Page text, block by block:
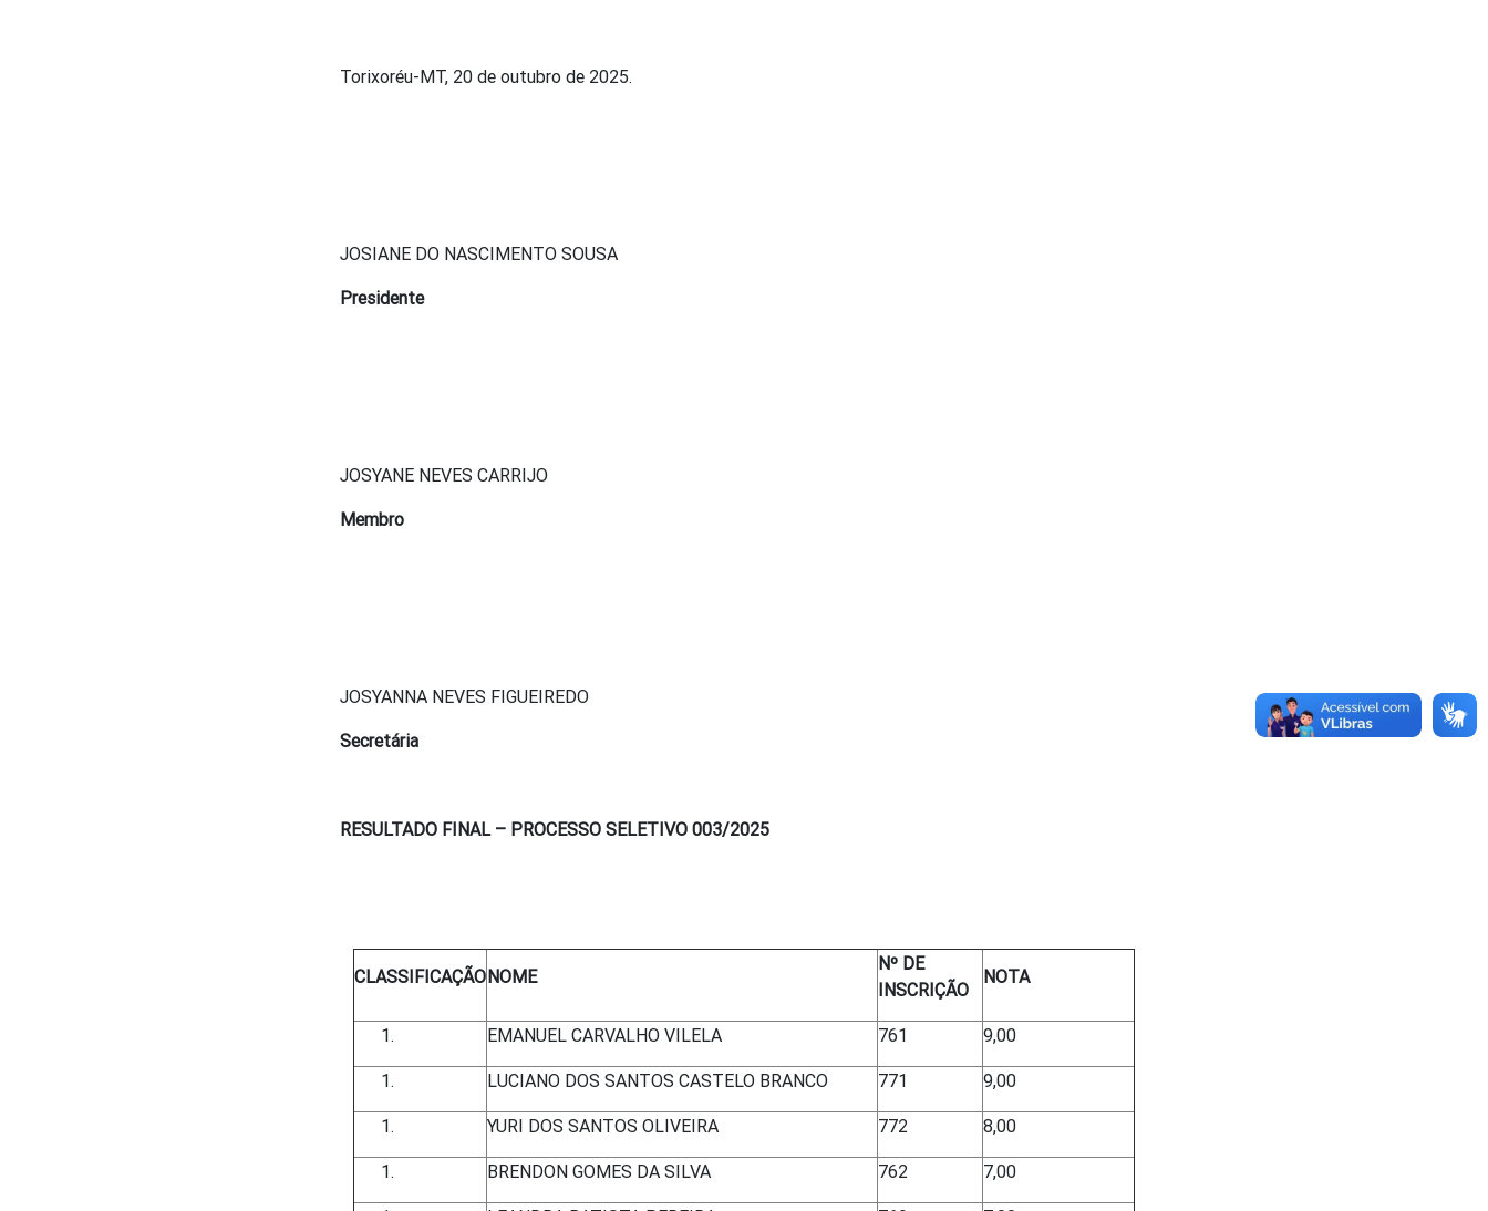
Torixoréu-MT, 20 de outubro de 2025.
JOSIANE DO NASCIMENTO SOUSA
Presidente
JOSYANE NEVES CARRIJO
Membro
JOSYANNA NEVES FIGUEIREDO
Secretária
RESULTADO FINAL – PROCESSO SELETIVO 003/2025
CLASSIFICAÇÃONOME
Nº DE
INSCRIÇÃO
NOTA
EMANUEL CARVALHO VILELA 761 9,00
LUCIANO DOS SANTOS CASTELO BRANCO 771 9,00
YURI DOS SANTOS OLIVEIRA 772 8,00
BRENDON GOMES DA SILVA 762 7,00